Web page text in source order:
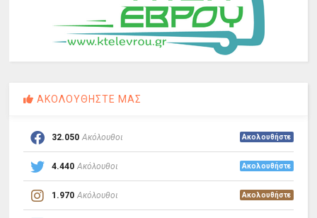
ΑΚΟΛΟΥΘΗΣΤΕ ΜΑΣ
32.050 Ακόλουθοι Ακολουθήστε
4.440 Ακόλουθοι Ακολουθήστε
1.970 Ακόλουθοι Ακολουθήστε